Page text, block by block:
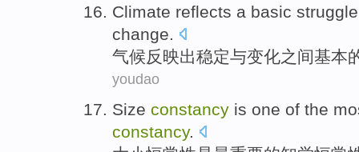
Climate reflects a basic struggle
change.
气候反映出稳定与变化之间基本
youdao
Size constancy is one of the
constancy.